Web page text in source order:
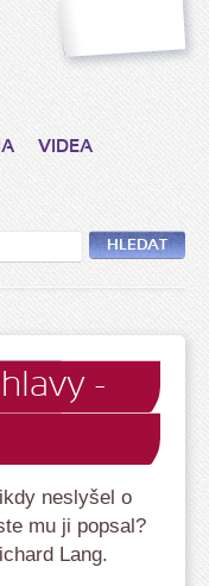
VIDEA
HLEDAT
-
neslyšel o
mu ji popsal?
Lang.